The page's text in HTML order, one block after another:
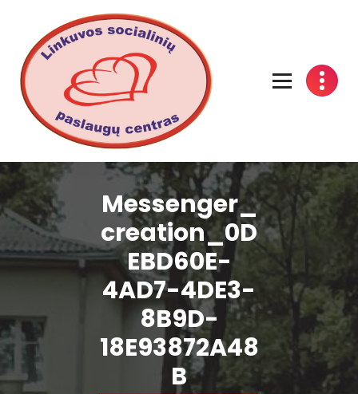
Messenger_
creation_0D
EBD60E-
4AD7-4DE3-
8B9D-
18E93872A48
B